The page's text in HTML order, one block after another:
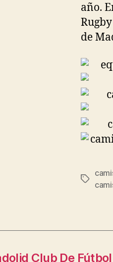
año.
de
Etiquetas
Club De Fútbol